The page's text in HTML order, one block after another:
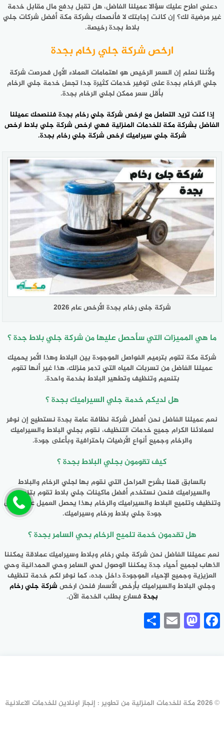
دعني اطرح عليك سؤالا عميلنا الفاضل، هل تقبل بدفع مال مقابل خدمة
غير مرضية لك؟ إن كانت إجابتك لا فأنصحك بشركة مكة أفضل شركات جلي
بلاط بجدة رخيصة.
ارخص شركة جلي رخام بجدة
ولأننا نعلم إن السعر الرخيص هو اهتمامات العملاء الأول فحرصت شركة
جلي الرخام بجدة على توفير خدمات كثيرة جدا تجعل خدمة جلي الرخام
بأقل سعر ممكن لجلي الرخام بجدة.
إذا كنت تريد التعامل مع ارخص شركة جلي رخام بجدة فننصحك عميلنا
الفاضل بشركة مكة للخدمات المنزلية فهي ارخص شركة جلي بلاط ارخص
شركة جلي سيراميك ارخص شركة جلي رخام بجدة.
شركة جلى رخام بجدة الأرخص عام 2026
ما هي المميزات التي سأحصل عليها من شركة جلي بلاط جدة ؟
شركة مكة تقوم بترميم الفواصل الموجودة بين البلاط وهذا الأمر يحميك
عميلنا الفاضل من تسربات المياه التي تدمر منزلك، هذا غير أنها تقوم
بتنعيم وتنظيف وتطهير البلاط بخدمة واحدة.
هل لديكم خدمة جلي السيراميك بجدة ؟
نعم عميلنا الفاضل نحن أفضل شركة نظافة عامة بجدة نستطيع إن نوفر
لعملائنا الكرام جميع خدمات التنظيف، نقوم بجلي البلاط والسيراميك
والرخام وجميع أنواع الأرضيات باحترافية وبأعلى جودة.
كيف تقومون بجلي البلاط بجدة ؟
بالسابق قمنا بشرح المراحل التي نقوم بها لجلي الرخام والبلاط
والسيراميك فنحن نستخدم أفضل ماكينات جلي بلاط تقوم بتنعيم
وتنظيف وتلميع البلاط والسيراميك والرخام بهذا يحصل العميل على أعلى
جودة جلي بلاط ورخام وسيراميك.
هل تقدمون خدمة تلميع الرخام بحي السامر بجدة ؟
نعم عميلنا الفاضل نحن شركة جلي رخام وبلاط وسيراميك عملاقة يمكننا
الذهاب لجميع أحياء جدة يمكننا الوصول لحي السامر وحي الحمدانية وحي
العزيزية وجميع الإحياء الموجودة داخل جده، كما نوفر لكم خدمة تنظيف
وجلي البلاط والسيراميك بأرخص الأسعار فنحن ارخص شركة جلي رخام
بجدة فسارع بطلب الخدمة الآن.
Facebook
Mastodon
Email
© 2026 مكة للخدمات المنزلية من تطوير : إنجاز اونلاين للخدمات الاعلانية